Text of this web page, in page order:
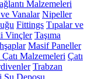
Malzemeleri
Vanalar Nipeller
Fittings Tıpalar ve
Vinçler Taşıma
Masif Paneller
Malzemeleri Çatı
Trabzan
Su Deposu